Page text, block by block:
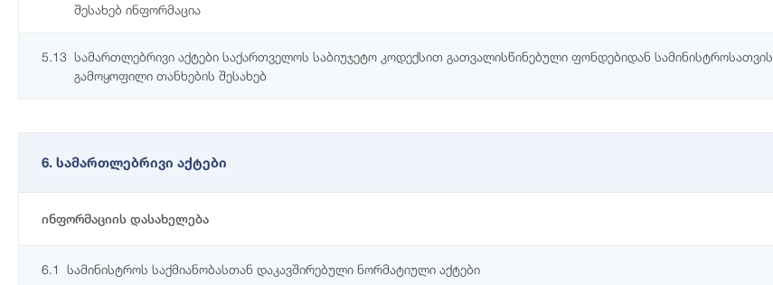
შესახებ ინფორმაცია
5.13 სამართლებრივი აქტები საქართველოს საბიუჯეტო კოდექსით გათვალისწინებული ფონდებიდან სამინისტროსათვის
გამოყოფილი თანხების შესახებ
6. სამართლებრივი აქტები
ინფორმაციის დასახელება
6.1 სამინისტროს საქმიანობასთან დაკავშირებული ნორმატიული აქტები